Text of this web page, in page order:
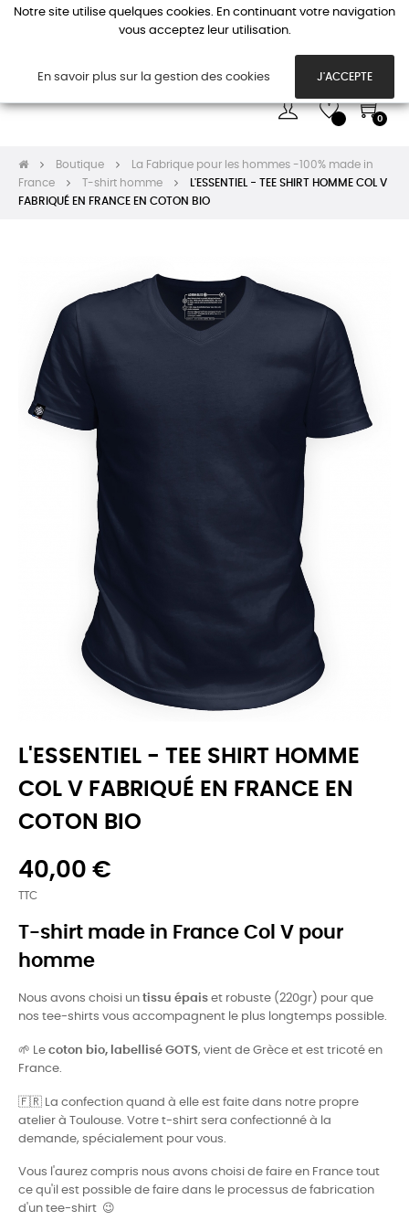
la
0
Boutique
La Fabrique pour les hommes -100% made in
France
T-shirt homme
L'ESSENTIEL - TEE SHIRT HOMME COL V
FABRIQUÉ EN FRANCE EN COTON BIO
L'ESSENTIEL - TEE SHIRT HOMME
COL V FABRIQUÉ EN FRANCE EN
COTON BIO
40,00 €
TTC
T-shirt made in France Col V pour
homme
Nous avons choisi un tissu épais et robuste (220gr) pour que
nos tee-shirts vous accompagnent le plus longtemps possible.
🌱 Le coton bio, labellisé GOTS, vient de Grèce et est tricoté en
France.
🇫🇷 La confection quand à elle est faite dans notre propre
atelier à Toulouse. Votre t-shirt sera confectionné à la
demande, spécialement pour vous.
Vous l'aurez compris nous avons choisi de faire en France tout
ce qu'il est possible de faire dans le processus de fabrication
d'un tee-shirt 😉
Notre site utilise quelques cookies. En continuant votre navigation
vous acceptez leur utilisation.
En savoir plus sur la gestion des cookies J'ACCEPTE